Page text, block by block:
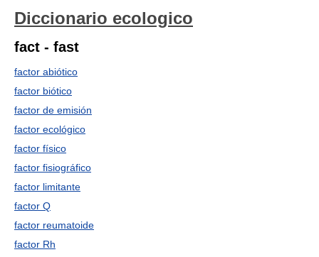
Diccionario ecologico
fact - fast
factor abiótico
factor biótico
factor de emisión
factor ecológico
factor físico
factor fisiográfico
factor limitante
factor Q
factor reumatoide
factor Rh